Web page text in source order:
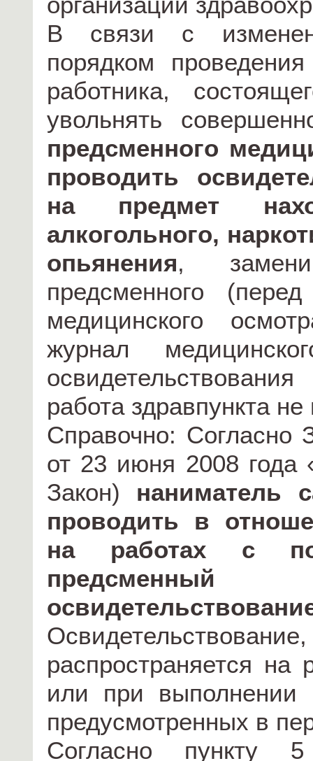
В связи с
порядком
работника,
увольнять
предсменного
проводить
на предмет
алкогольного,
опьянения,
предсменного
медицинского
журнал
работа здравпункта
Справочно: Согласно
от 23 июня 2008 года
Закон) наниматель
проводить в
на работах с
распространяется
или при выполнении
предусмотренных в
Согласно пункту